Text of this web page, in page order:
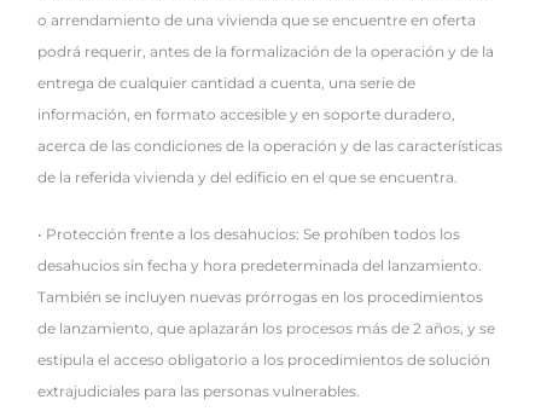
o arrendamiento de una vivienda que se encuentre en oferta
podrá requerir, antes de la formalización de la operación y de la
entrega de cualquier cantidad a cuenta, una serie de
información, en formato accesible y en soporte duradero,
acerca de las condiciones de la operación y de las características
de la referida vivienda y del edificio en el que se encuentra.
• Protección frente a los desahucios: Se prohíben todos los
desahucios sin fecha y hora predeterminada del lanzamiento.
También se incluyen nuevas prórrogas en los procedimientos
de lanzamiento, que aplazarán los procesos más de 2 años, y se
estipula el acceso obligatorio a los procedimientos de solución
extrajudiciales para las personas vulnerables.